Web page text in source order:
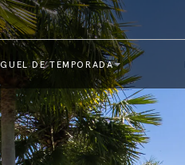
DE TEMPORADA